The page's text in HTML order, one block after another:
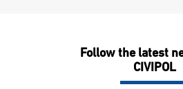
Follow the latest
CIVIPOL